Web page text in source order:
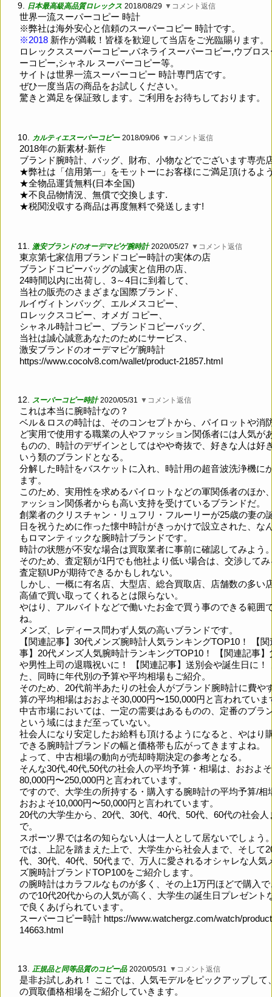
9. 日本最高級高品質ロレックス 2018/08/29 ▼コメント返信
世界一流スーパーコピー 時計
※弊社は海外安心と信頼のスーパーコピー 時計です。
※2018 新作が満載！皆様を歓迎して当店をご光臨賜ります。
ロレックススーパーコピー,パネライスーパーコピー,ウブロ
ーコピー,シャネル スーパーコピー等。
サイトは世界一流スーパーコピー 時計専門店です。
ぜひ一度当店の商品をお試しください。
驚きと満足を保証致します。ご利用をお待ちしております。
10. カルティエスーパーコピー 2018/09/06 ▼コメント返信
2018年の新素材-新作
ブランド腕時計、バッグ、財布、小物などでございます専売
★弊社は「信用第一」をモットーにお客様にご満足頂けるよ
★全物品運賃無料(日本全国)
★不良品物情況、無償で交換します.
★税関没収する商品は再度無料で発送します!
11. 激安ブランドのオーデマピゲ腕時計 2020/05/27 ▼コメント返信
東京第七家信用ブランドコピー時計の実体の店
ブランドコピーバッグの誠実と信用の店、
24時間以内に出荷し、3～4日に到着して、
当社の販売のさまざまな国際ブランド、
ルイヴィトンバッグ、エルメスコピー、
ロレックスコピー、オメガ コピー、
シャネル時計コピー、ブランドコピーバッグ、
当社は誠心誠意あなたのためにサービス、
激安ブランドのオーデマピゲ腕時計
https://www.cocolv8.com/wallet/product-21857.html
12. スーパーコピー時計 2020/05/31 ▼コメント返信
これは本当に腕時計なの？
ベル＆ロスの時計は、そのコンセプトから、パイロットや消
ど実用で使用する職業の人やファッション関係者には人気が
ものの、時計のデザインとしてはやや奇抜で、好きな人は好
いう類のブランドとなる。
分解した時計をバスケットに入れ、時計用の超音波洗浄機に
ます。
このため、実用性を求めるパイロットなどの軍関係者のほか
ァッション関係者からも高い支持を受けているブランドだ。
創業者のクリスチャン・リュフリ・フルーリーが25歳の妻の
日を祝うために作った懐中時計がきっかけで設立された、な
もロマンティックな腕時計ブランドです。
時計の状態が不安な場合は買取業者に事前に確認してみよう
そのため、査定額が1円でも他社より低い場合は、交渉して
査定額UPが期待できるかもしれない。
しかし、一概に有名店、大型店、総合買取店、店舗数の多い
高値で買い取ってくれるとは限らない。
やはり、アルバイトなどで働いたお金で買う事のできる範囲
ね。
メンズ、レディース問わず人気の高いブランドです。
【関連記事】30代メンズ腕時計人気ランキングTOP10！ 【関
事】20代メンズ人気腕時計ランキングTOP10！ 【関連記事】
や男性上司の退職祝いに！ 【関連記事】送別会や誕生日に！
た、同時に年代別の予算や平均相場もご紹介。
そのため、20代前半あたりの社会人がブランド腕時計に費や
算の平均相場はおおよそ30,000円〜150,000円と言われていま
中古市場においては、一定の需要はあるものの、定番のブラ
という域にはまだ至っていない。
社会人になり安定したお給料も頂けるようになると、やはり
できる腕時計ブランドの幅と価格帯も広がってきますよね。
よって、中古相場の動向が売却時期決定の参考となる。
そんな30代,40代,50代の社会人の平均予算・相場は、おおよそ
80,000円〜250,000円と言われています。
ですので、大学生の所持する・購入する腕時計の平均予算/相
おおよそ10,000円〜50,000円と言われています。
20代の大学生から、20代、30代、40代、50代、60代の社会人
で。
スポーツ界では名の知らない人は一人として居ないでしょう
では、上記を踏まえた上で、大学生から社会人まで、そして
代、30代、40代、50代まで、万人に愛されるオシャレな人気
ズ腕時計ブランドTOP100をご紹介します。
の腕時計はカラフルなものが多く、その上1万円ほどで購入
ので10代20代からの人気が高く、大学生の誕生日プレゼント
で良くあげられています。
スーパーコピー時計 https://www.watchergz.com/watch/
14663.html
13. 正規品と同等品質のコピー品 2020/05/31 ▼コメント返信
是非お試しあれ！ ここでは、人気モデルをピックアップして
の買取価格相場をご紹介していきます。